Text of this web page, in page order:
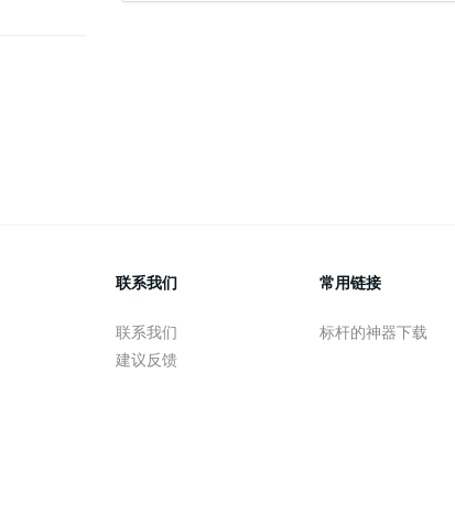
联系我们
联系我们
建议反馈
常用链接
标杆的神器下载